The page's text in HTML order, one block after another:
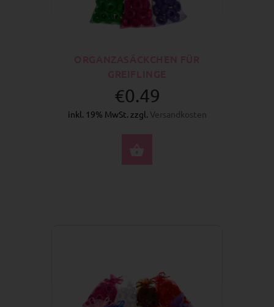
€0.49
inkl. 19% MwSt. zzgl. Versandkosten